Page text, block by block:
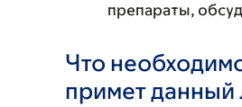
препараты,
Что
примет данный